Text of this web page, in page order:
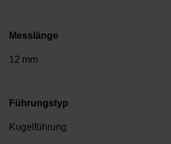
Messlänge
12 mm
Führungstyp
Kugelführung